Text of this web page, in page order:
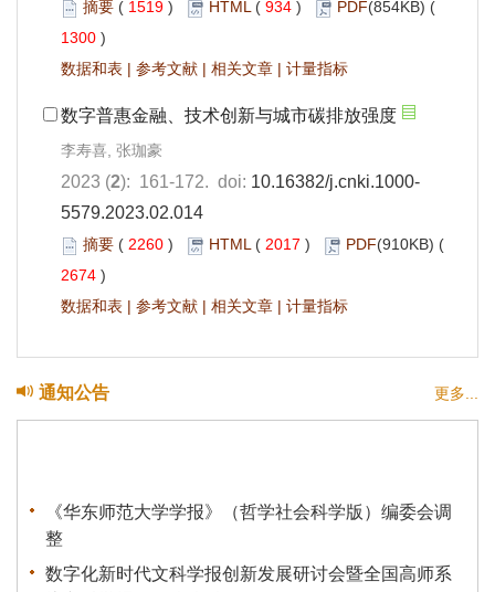
摘要 ( 1519 ) HTML( 934 ) PDF(854KB) (
1300 )
数据和表 | 参考文献 | 相关文章 | 计量指标
数字普惠金融、技术创新与城市碳排放强度
李寿喜, 张珈豪
2023 (2): 161-172. doi: 10.16382/j.cnki.1000-
5579.2023.02.014
摘要 ( 2260 ) HTML( 2017 ) PDF(910KB) (
2674 )
数据和表 | 参考文献 | 相关文章 | 计量指标
通知公告 更多...
《华东师范大学学报》（哲学社会科学版）编委会调
整
数字化新时代文科学报创新发展研讨会暨全国高师系